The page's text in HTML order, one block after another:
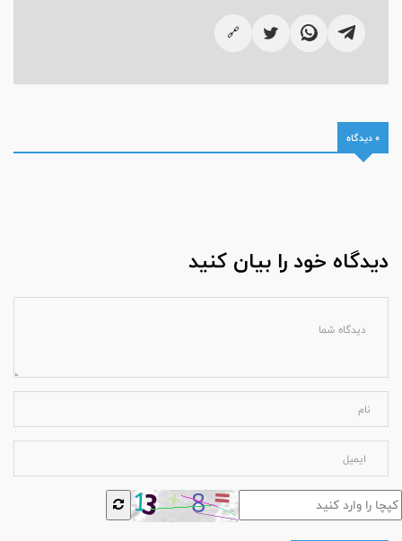
🔗
0 دیدگاه
دیدگاه خود را بیان کنید